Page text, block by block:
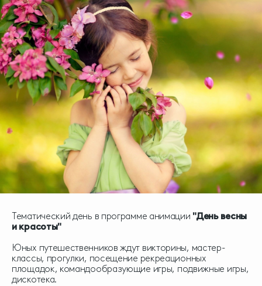
Тематический день в программе анимации "День весны
и красоты"
Юных путешественников ждут викторины, мастер-
классы, прогулки, посещение рекреационных
площадок, командообразующие игры, подвижные игры,
дискотека.